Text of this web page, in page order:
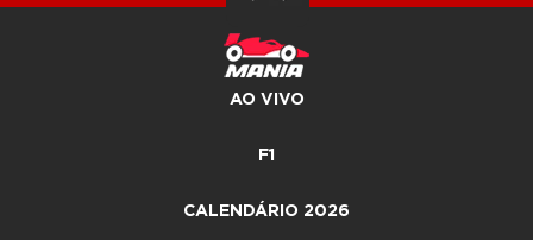
AO VIVO
F1
CALENDÁRIO 2026